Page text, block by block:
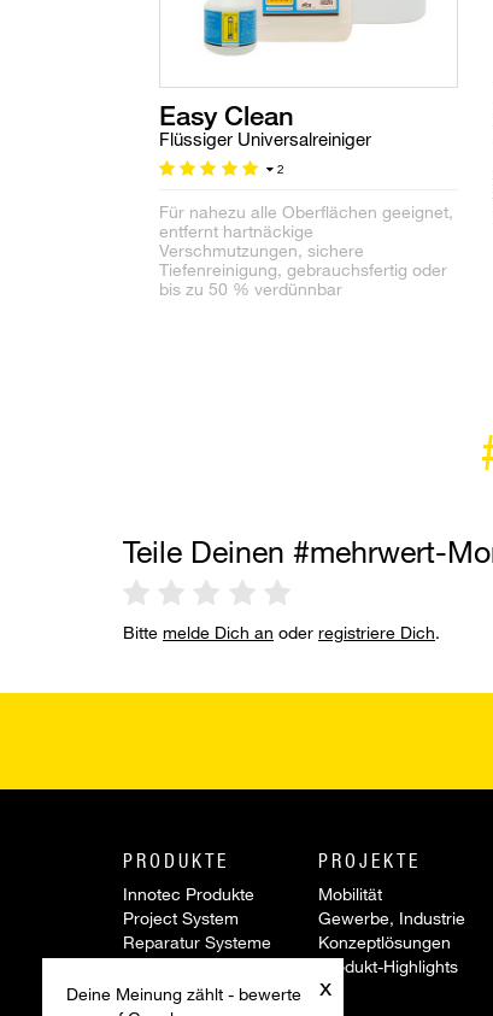
x
Deine Meinung zählt - bewerte
Easy Clean
Flüssiger Universalreiniger
2
Für nahezu alle Oberflächen geeignet,
entfernt hartnäckige
Verschmutzungen, sichere
Tiefenreinigung, gebrauchsfertig oder
bis zu 50 % verdünnbar
Teile Deinen #mehrwert-
Bitte melde Dich an oder registriere Dich.
PRODUKTE
Innotec Produkte
Project System
Reparatur Systeme
Zubehör
PROJEKTE
Mobilität
Gewerbe, Industrie
Konzeptlösungen
Produkt-Highlights